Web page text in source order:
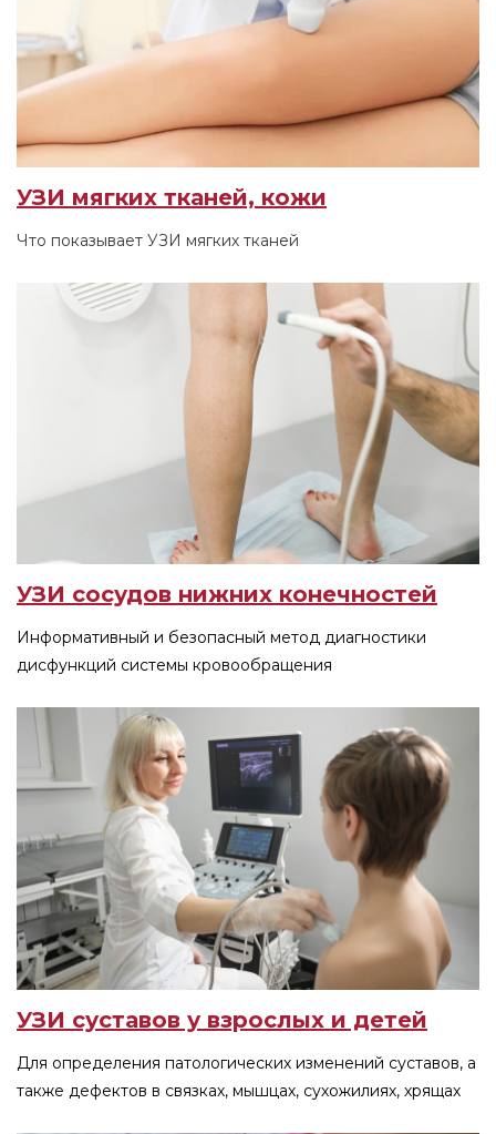
УЗИ мягких тканей, кожи
Что показывает УЗИ мягких тканей
УЗИ сосудов нижних конечностей
Информативный и безопасный метод диагностики
дисфункций системы кровообращения
УЗИ суставов у взрослых и детей
Для определения патологических изменений суставов, а
также дефектов в связках, мышцах, сухожилиях, хрящах